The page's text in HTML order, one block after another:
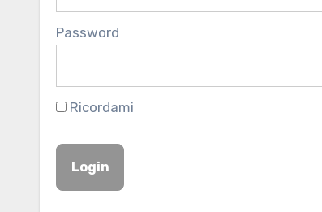
Password
Ricordami